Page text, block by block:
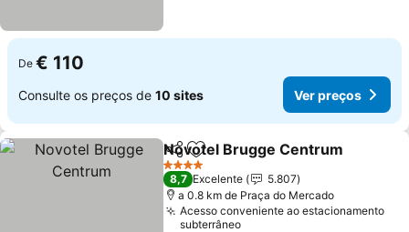
De € 110
Consulte os preços de 10 sites Ver preços
PartilharAdicionar aos favoritos
Novotel Brugge Centrum
4 Estrelas
8,7 Excelente
5.807
a 0.8 km de Praça do Mercado
Acesso conveniente ao estacionamento
subterrâneo